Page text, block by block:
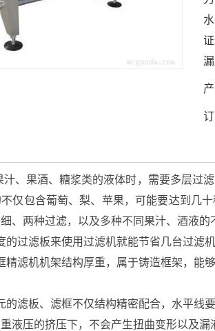
、果酒、糖浆类的液体时，需要多层过
仅包含葡萄、梨、苹果，可能要达到几
、两种过滤，以及多种不同果汁、酒液的
的过滤板来使用过滤机就能节省几台过滤机
精滤机机架结构厚重，属于铸造框架，能
的滤板、滤框不仅结构精密配合，水平线
液压的挤压下，不会产生扭曲变形以及